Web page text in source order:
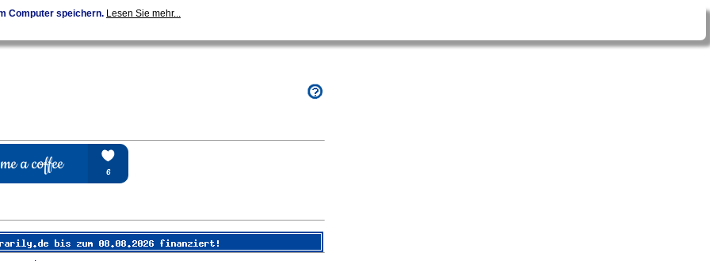
Computer speichern. Lesen Sie mehr...
.